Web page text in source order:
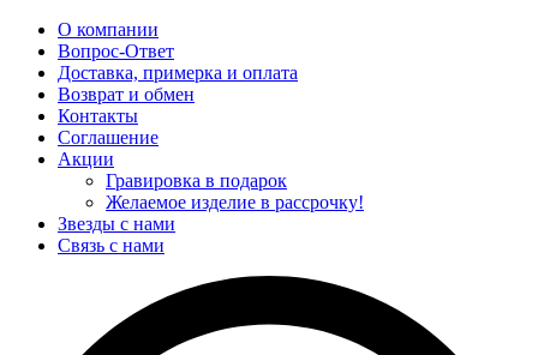
О компании
Вопрос-Ответ
Доставка, примерка и оплата
Возврат и обмен
Контакты
Соглашение
Акции
Гравировка в подарок
Желаемое изделие в рассрочку!
Звезды с нами
Связь с нами